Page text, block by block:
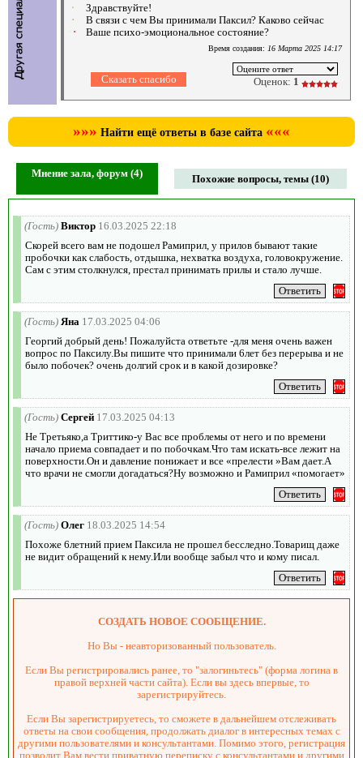
Здравствуйте!
В связи с чем Вы принимали Паксил? Каково сейчас
Ваше психо-эмоциональное состояние?
Время создания: 16 Марта 2025 14:17
Оценок: 1
»»» Найти ещё ответы в базе сайта «««
Мнение зала, форум (4) Похожие вопросы, темы (10)
(Гость) Виктор 16.03.2025 22:18
Скорей всего вам не подошел Рамиприл, у прилов бывают такие
пробочки как слабость, отдышка, нехватка воздуха, головокружение.
Сам с этим столкнулся, престал принимать прилы и стало лучше.
(Гость) Яна 17.03.2025 04:06
Георгий добрый день! Пожалуйста ответьте -для меня очень важен
вопрос по Паксилу.Вы пишите что принимали 6лет без перерыва и не
было побочек? очень долгий срок и в какой дозировке?
(Гость) Сергей 17.03.2025 04:13
Не Третьяко,а Триттико-у Вас все проблемы от него и по времени
начало приема совпадает и по побочкам.Что там искать-все лежит на
поверхности.Он и давление понижает и все «прелести »Вам дает.А
что врачи не смогли догадаться?Ну возможно и Рамиприл «помогает»
(Гость) Олег 18.03.2025 14:54
Похоже 6летний прием Паксила не прошел бесследно.Товарищ даже
не видит обращений к нему.Или вообще забыл что и кому писал.
СОЗДАТЬ НОВОЕ СООБЩЕНИЕ.
Но Вы - неавторизованный пользователь.
Если Вы регистрировались ранее, то "залогиньтесь" (форма логина в
правой верхней части сайта). Если вы здесь впервые, то
зарегистрируйтесь.
Если Вы зарегистрируетесь, то сможете в дальнейшем отслеживать
ответы на свои сообщения, продолжать диалог в интересных темах с
другими пользователями и консультантами. Помимо этого, регистрация
позволит Вам вести приватную переписку с консультантами и другими